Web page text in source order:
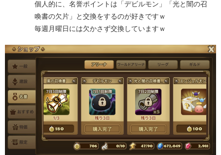
個人的に、名誉ポイントは「デビルモン」「光と闇の召
喚書の欠片」と交換をするのが好きですｗ
毎週月曜日には欠かさず交換していますｗ